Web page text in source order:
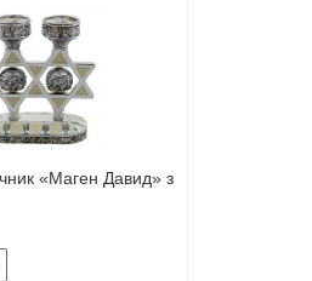
«Маген Давид» з